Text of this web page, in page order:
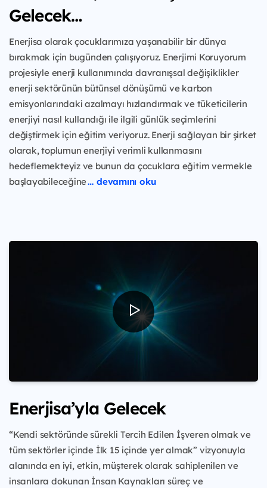
Gelecek…
Enerjisa olarak çocuklarımıza yaşanabilir bir dünya
bırakmak için bugünden çalışıyoruz. Enerjimi Koruyorum
projesiyle enerji kullanımında davranışsal değişiklikler
enerji sektörünün bütünsel dönüşümü ve karbon
emisyonlarındaki azalmayı hızlandırmak ve tüketicilerin
enerjiyi nasıl kullandığı ile ilgili günlük seçimlerini
değiştirmek için eğitim veriyoruz. Enerji sağlayan bir şirket
olarak, toplumun enerjiyi verimli kullanmasını
hedeflemekteyiz ve bunun da çocuklara eğitim vermekle
başlayabileceğine… devamını oku
Enerjisa’yla Gelecek
“Kendi sektöründe sürekli Tercih Edilen İşveren olmak ve
tüm sektörler içinde İlk 15 içinde yer almak” vizyonuyla
alanında en iyi, etkin, müşterek olarak sahiplenilen ve
insanlara dokunan İnsan Kaynakları süreç ve